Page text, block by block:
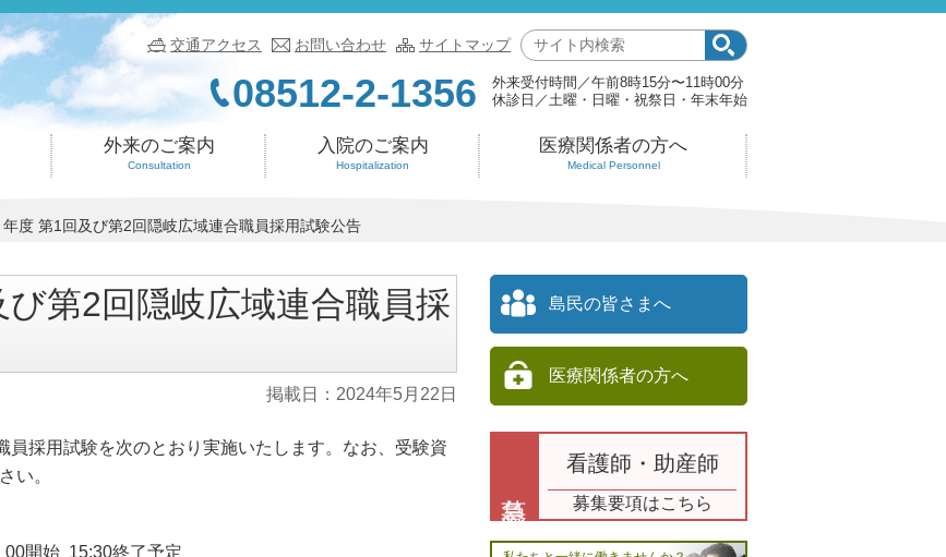
交通アクセス お問い合わせ サイトマップ
サ
検
索:
08512-2-1356 外来受付時間
午前8時15分〜11時00分
休診日
土曜・日曜・祝祭日・年末年始
外来のご案内
Consultation
入院のご案内
Hospitalization
医療関係者の方へ
Medical Personnel
度 第1回及び第2回隠岐広域連合職員採用試験公告
第2回隠岐広域連合職員採
掲載日： 2024年5月22日
採用試験を次のとおり実施いたします。なお、受験資
い。
開始 15:30終了予定
島民の皆さまへ
医療関係者の方へ
看護師・助産師
募集要項はこちら